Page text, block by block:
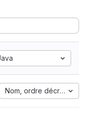
Nom, ordre décroissant